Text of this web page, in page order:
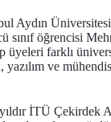
Aydın
sınıf öğrencisi
üyeleri farklı
yazılım ve
İTÜ Çekirdek